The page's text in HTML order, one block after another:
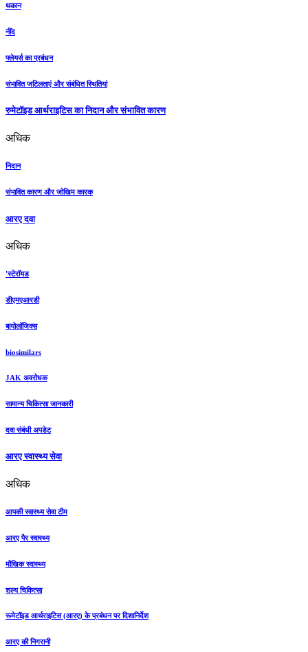
थकान
नींद
फ्लेयर्स का प्रबंधन
संभावित जटिलताएं और संबंधित स्थितियां
रुमेटॉइड आर्थराइटिस का निदान और संभावित कारण
अधिक
निदान
संभावित कारण और जोखिम कारक
आरए दवा
अधिक
'स्टेरॉयड
डीएमएआरडी
बायोलॉजिक्स
biosimilars
JAK अवरोधक
सामान्य चिकित्सा जानकारी
दवा संबंधी अपडेट
आरए स्वास्थ्य सेवा
अधिक
आपकी स्वास्थ्य सेवा टीम
आरए पैर स्वास्थ्य
मौखिक स्वास्थ्य
शल्य चिकित्सा
रूमेटॉइड आर्थराइटिस (आरए) के प्रबंधन पर दिशानिर्देश
आरए की निगरानी